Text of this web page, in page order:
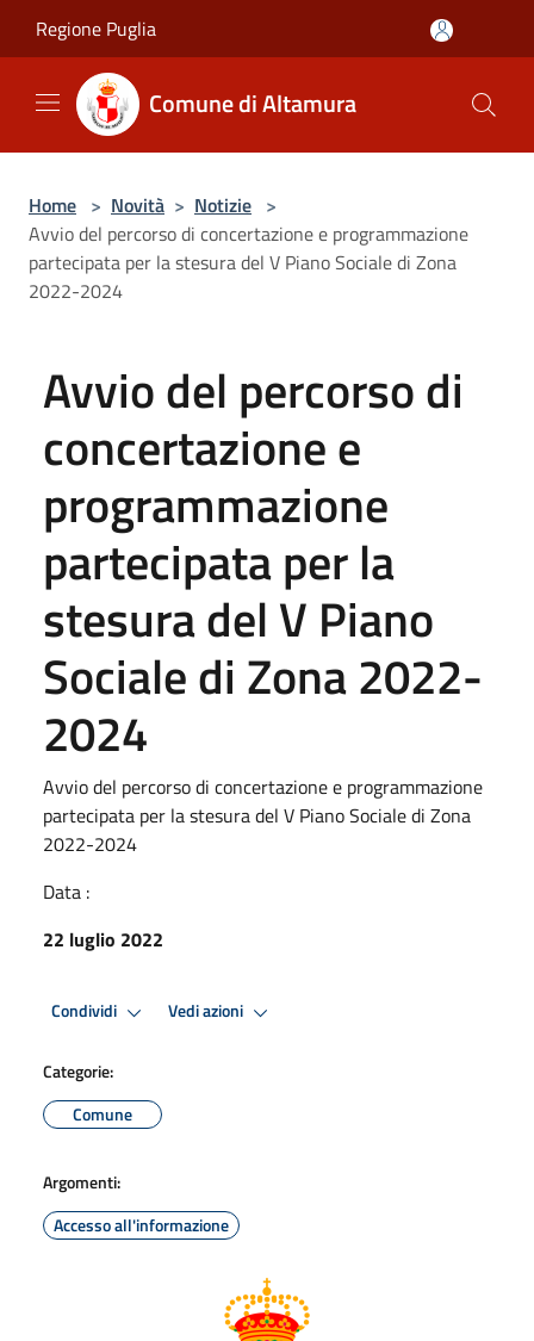
Regione Puglia
Comune di Altamura
Home > Novità > Notizie >
Avvio del percorso di concertazione e programmazione
partecipata per la stesura del V Piano Sociale di Zona
2022-2024
Avvio del percorso di
concertazione e
programmazione
partecipata per la
stesura del V Piano
Sociale di Zona 2022-
2024
Avvio del percorso di concertazione e programmazione
partecipata per la stesura del V Piano Sociale di Zona
2022-2024
Data :
22 luglio 2022
Condividi Vedi azioni
Categorie:
Comune
Argomenti:
Accesso all'informazione